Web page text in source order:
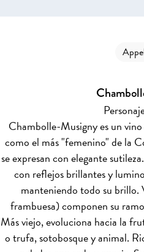
Chambolle-Musigny es un
como el más "femenino" de la
se expresan con elegante
con reflejos brillantes y
manteniendo todo su brillo.
frambuesa) componen su
Más viejo, evoluciona hacia la
o trufa, sotobosque y animal.